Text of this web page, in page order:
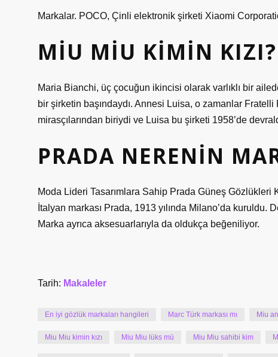
Markalar. POCO, Çinli elektronik şirketi Xiaomi
MIU MIU KIMIN KIZI?
Maria Bianchi, üç çocuğun ikincisi olarak varlıklı bir
bir şirketin başındaydı. Annesi Luisa, o zamanlar
mirasçılarından biriydi ve Luisa bu şirketi 1958’de
PRADA NERENIN
Moda Lideri Tasarımlara Sahip Prada Güneş Gözlükleri
İtalyan markası Prada, 1913 yılında Milano’da
Marka ayrıca aksesuarlarıyla da oldukça beğeniliyor.
Tarih: Makaleler
En iyi gözlük markaları hangileri Marc Türk markası mı Miu
Miu Miu kimin kızı Miu Miu lüks mü Miu Miu sahibi kim